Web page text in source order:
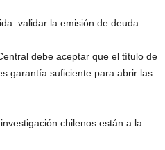
validar la emisión de deuda
debe aceptar que el título de
garantía suficiente para abrir las
chilenos están a la